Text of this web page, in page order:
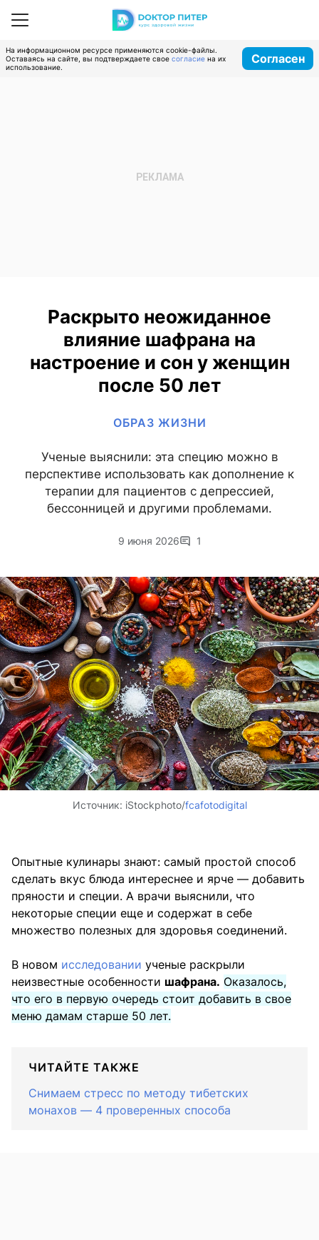
На информационном ресурсе применяются cookie-файлы.
Оставаясь на сайте, вы подтверждаете свое согласие на их
использование.
Согласен
Раскрыто неожиданное
влияние шафрана на
настроение и сон у женщин
после 50 лет
ОБРАЗ ЖИЗНИ
Ученые выяснили: эта специю можно в
перспективе использовать как дополнение к
терапии для пациентов с депрессией,
бессонницей и другими проблемами.
9 июня 2026 1
Источник: iStockphoto/fcafotodigital
Опытные кулинары знают: самый простой способ
сделать вкус блюда интереснее и ярче — добавить
пряности и специи. А врачи выяснили, что
некоторые специи еще и содержат в себе
множество полезных для здоровья соединений.
В новом исследовании ученые раскрыли
неизвестные особенности шафрана. Оказалось,
что его в первую очередь стоит добавить в свое
меню дамам старше 50 лет.
ЧИТАЙТЕ ТАКЖЕ
Снимаем стресс по методу тибетских
монахов — 4 проверенных способа